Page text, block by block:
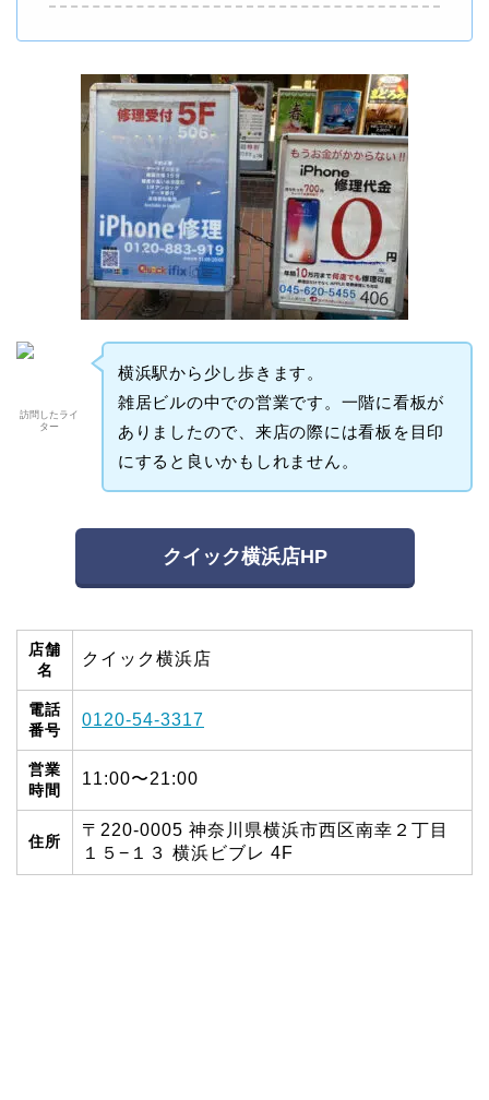
訪問したライ
ター
横浜駅から少し歩きます。
雑居ビルの中での営業です。一階に看板が
ありましたので、来店の際には看板を目印
にすると良いかもしれません。
クイック横浜店HP
店舗
名
クイック横浜店
電話
番号
0120-54-3317
営業
時間
11:00〜21:00
住所
〒220-0005 神奈川県横浜市西区南幸２丁目
１５−１３ 横浜ビブレ 4F